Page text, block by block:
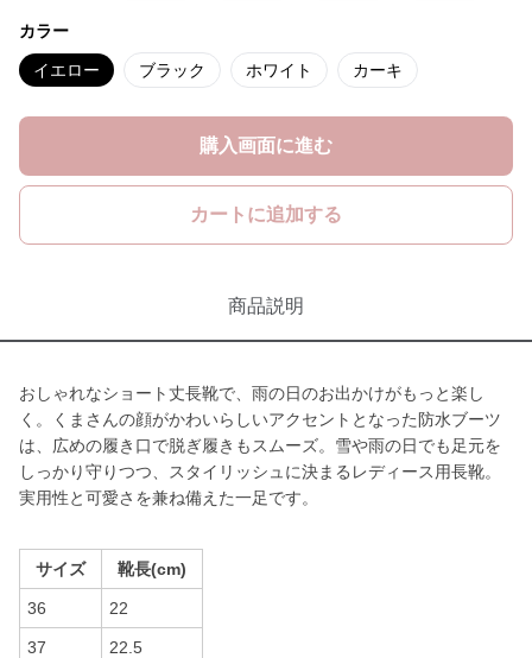
カラー
イエロー ブラック ホワイト カーキ
購入画面に進む
カートに追加する
商品説明
おしゃれなショート丈長靴で、雨の日のお出かけがもっと楽し
く。くまさんの顔がかわいらしいアクセントとなった防水ブーツ
は、広めの履き口で脱ぎ履きもスムーズ。雪や雨の日でも足元を
しっかり守りつつ、スタイリッシュに決まるレディース用長靴。
実用性と可愛さを兼ね備えた一足です。
サイズ 靴長(cm)
36 22
37 22.5